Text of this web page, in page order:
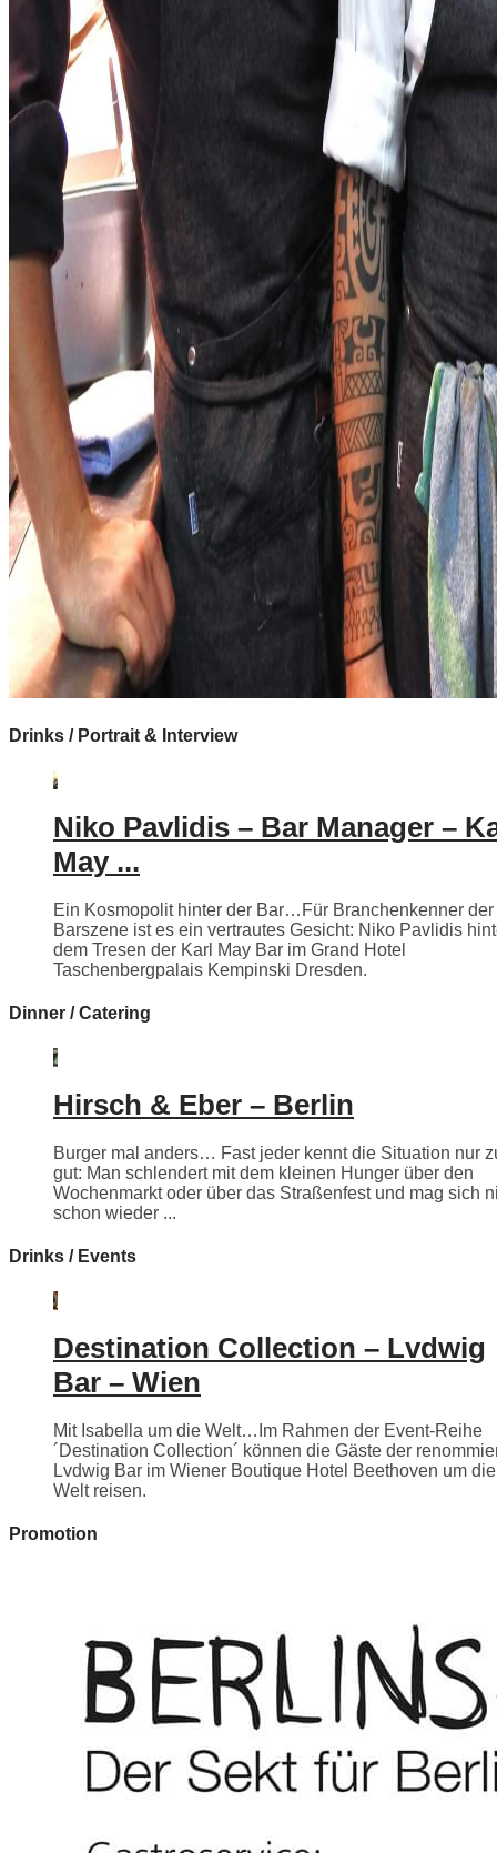
Drinks / Portrait & Interview
Niko Pavlidis – Bar Manager –
May ...
Ein Kosmopolit hinter der Bar…Für Branchenkenner der
Barszene ist es ein vertrautes Gesicht: Niko Pavlidis
dem Tresen der Karl May Bar im Grand Hotel
Taschenbergpalais Kempinski Dresden.
Dinner / Catering
Hirsch & Eber – Berlin
Burger mal anders… Fast jeder kennt die Situation nur
gut: Man schlendert mit dem kleinen Hunger über den
Wochenmarkt oder über das Straßenfest und mag sich
schon wieder ...
Drinks / Events
Destination Collection – Lvdwig
Bar – Wien
Mit Isabella um die Welt…Im Rahmen der Event-Reihe
´Destination Collection´ können die Gäste der
Lvdwig Bar im Wiener Boutique Hotel Beethoven um die
Welt reisen.
Promotion